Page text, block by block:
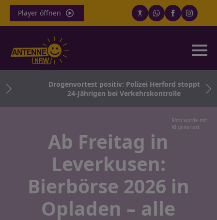
Player öffnen
Drogenvortest positiv: Polizei Herford stoppt
24-Jährigen bei Verkehrskontrolle
Foto wurde mit
KI generiert
Ab Freitag in
Leverkusen:
Bierbörse 2026 in
Opladen – alle